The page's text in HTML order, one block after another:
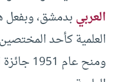
العربيبدمشق، وبفعل
العلمية كأحد المختصين
ومنح